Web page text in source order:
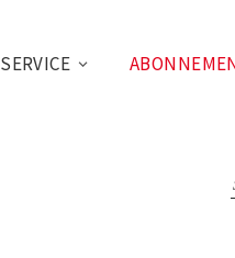
SERVICE